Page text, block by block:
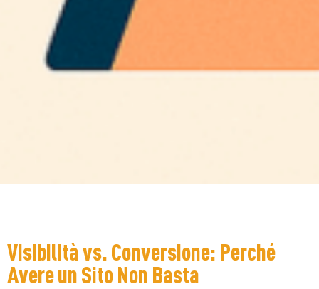
Visibilità vs. Conversione: Perché
Avere un Sito Non Basta